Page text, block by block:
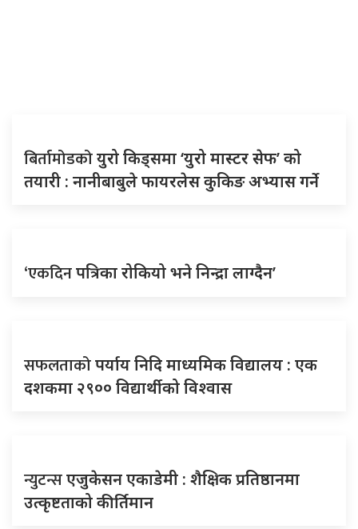
बिर्तामोडकोयुरो किड्समा ‘युरो मास्टर सेफ’ को
तयारी : नानीबाबुले फायरलेस कुकिङ अभ्यास गर्ने
‘एकदिनपत्रिका रोकियो भने निन्द्रा लाग्दैन’
सफलताकोपर्याय निदि माध्यमिक विद्यालय : एक
दशकमा २९०० विद्यार्थीको विश्वास
न्युटन्सएजुकेसन एकाडेमी : शैक्षिक प्रतिष्ठानमा
उत्कृष्टताको कीर्तिमान